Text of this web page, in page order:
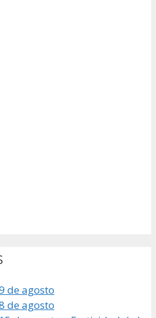
de agosto
de agosto